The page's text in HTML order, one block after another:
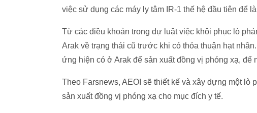
việc sử dụng các máy ly tâm IR-1 thế hệ đầu tiên để
Từ các điều khoản trong dự luật việc khôi phục lò
Arak về trạng thái cũ trước khi có thỏa thuận hạt
ứng hiện có ở Arak để sản xuất đồng vị phóng xạ, để
Theo Farsnews, AEOI sẽ thiết kế và xây dựng một
sản xuất đồng vị phóng xạ cho mục đích y tế.